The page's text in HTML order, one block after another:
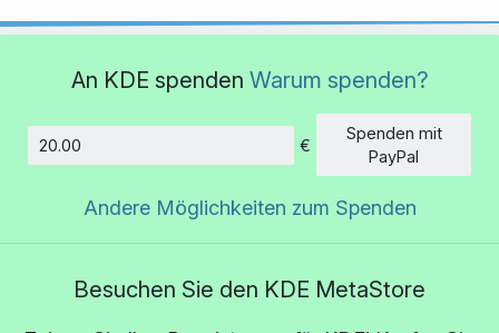
An KDE spenden Warum spenden?
€
Spenden mit
PayPal
Andere Möglichkeiten zum Spenden
Besuchen Sie den KDE MetaStore